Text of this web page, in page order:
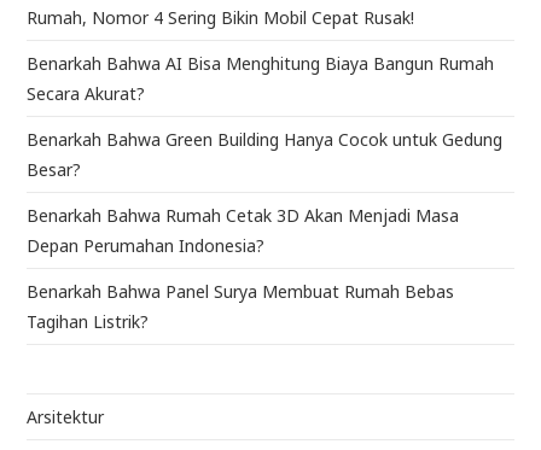
Rumah, Nomor 4 Sering Bikin Mobil Cepat Rusak!
Benarkah Bahwa AI Bisa Menghitung Biaya Bangun Rumah
Secara Akurat?
Benarkah Bahwa Green Building Hanya Cocok untuk Gedung
Besar?
Benarkah Bahwa Rumah Cetak 3D Akan Menjadi Masa
Depan Perumahan Indonesia?
Benarkah Bahwa Panel Surya Membuat Rumah Bebas
Tagihan Listrik?
Arsitektur